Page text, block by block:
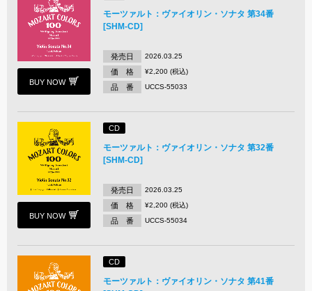
BUY NOW
モーツァルト：ヴァイオリン・ソナタ 第34番
[SHM-CD]
発売日 2026.03.25
価 格 ¥2,200 (税込)
品 番 UCCS-55033
BUY NOW
CD
モーツァルト：ヴァイオリン・ソナタ 第32番
[SHM-CD]
発売日 2026.03.25
価 格 ¥2,200 (税込)
品 番 UCCS-55034
CD
モーツァルト：ヴァイオリン・ソナタ 第41番